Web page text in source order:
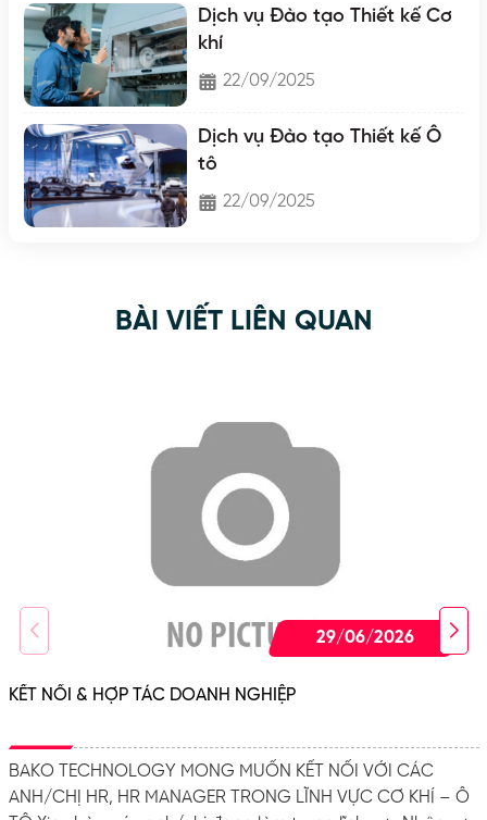
Dịch vụ Đào tạo Thiết kế Cơ
khí
22/09/2025
Dịch vụ Đào tạo Thiết kế Ô
tô
22/09/2025
BÀI VIẾT LIÊN QUAN
29/06/2026
KẾT NỐI & HỢP TÁC DOANH NGHIỆP
BAKO TECHNOLOGY MONG MUỐN KẾT NỐI VỚI CÁC
ANH/CHỊ HR, HR MANAGER TRONG LĨNH VỰC CƠ KHÍ – Ô